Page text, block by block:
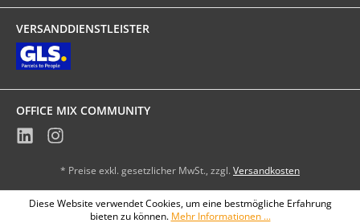
VERSANDDIENSTLEISTER
OFFICE MIX COMMUNITY
* Preise exkl. gesetzlicher MwSt., zzgl. Versandkosten
Diese Website verwendet Cookies, um eine bestmögliche Erfahrung
bieten zu können. Mehr Informationen ...